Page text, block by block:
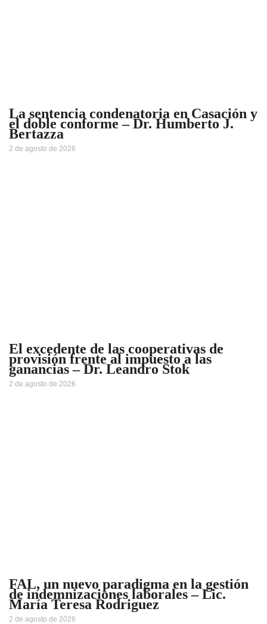
La sentencia condenatoria en Casación y
el doble conforme – Dr. Humberto J.
Bertazza
2 de agosto de 2026
El excedente de las cooperativas de
provisión frente al impuesto a las
ganancias – Dr. Leandro Stok
2 de agosto de 2026
FAL, un nuevo paradigma en la gestión
de indemnizaciones laborales – Lic.
María Teresa Rodriguez
2 de agosto de 2026